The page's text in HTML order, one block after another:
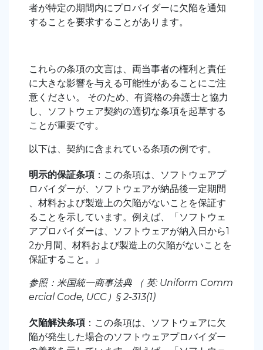
者が特定の期間内にプロバイダーに欠陥を通知
することを要求することがあります。
これらの条項の文言は、両当事者の権利と責任
に大きな影響を与える可能性があることにご注
意ください。 そのため、有資格の弁護士と協力
し、ソフトウェア契約の適切な条項を起草する
ことが重要です。
以下は、契約に含まれている条項の例です。
明示的保証条項 ：この条項は、ソフトウェアプ
ロバイダーが、ソフトウェアが納品後一定期間
、材料および製造上の欠陥がないことを保証す
ることを示しています。例えば、「ソフトウェ
アプロバイダーは、ソフトウェアが納入日から1
2か月間、材料および製造上の欠陥がないことを
保証すること。」
参照：米国統一商事法典 （ 英: Uniform Comm
ercial Code, UCC）§ 2-313(1)
欠陥解決条項 ：この条項は、ソフトウェアに欠
陥が発生した場合のソフトウェアプロバイダー